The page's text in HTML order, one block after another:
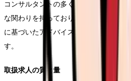
コンサルタントの多くは、医療機関で
な関わりを持っており、現場の心構え
に基づいたアドバイスは、転職活動に
す。
取扱求人の質と量